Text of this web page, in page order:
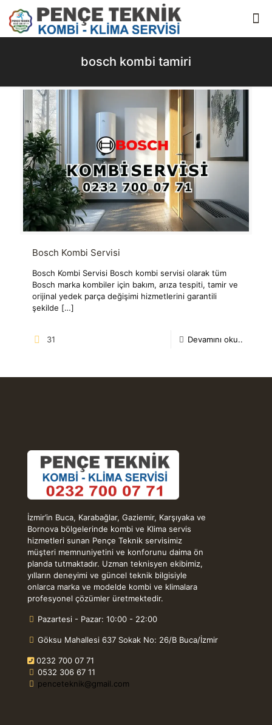
bosch kombi tamiri
Bosch Kombi Servisi
Bosch Kombi Servisi Bosch kombi servisi olarak tüm
Bosch marka kombiler için bakım, arıza tespiti, tamir ve
orijinal yedek parça değişimi hizmetlerini garantili
şekilde […]
31 Devamını oku..
İzmir’in Buca, Karabağlar, Gaziemir, Karşıyaka ve
Bornova bölgelerinde kombi ve Klima servis
hizmetleri sunan Pençe Teknik servisimiz
müşteri memnuniyetini ve konforunu daima ön
planda tutmaktadır. Uzman teknisyen ekibimiz,
yılların deneyimi ve güncel teknik bilgisiyle
onlarca marka ve modelde kombi ve klimalara
profesyonel çözümler üretmektedir.
Pazartesi - Pazar: 10:00 - 22:00
Göksu Mahallesi 637 Sokak No: 26/B Buca/İzmir
0232 700 07 71
0532 306 67 11
penceteknik@gmail.com